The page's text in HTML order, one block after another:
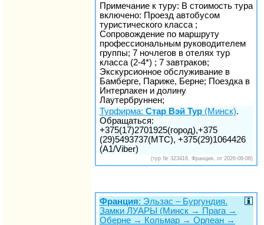
Примечание к туру: В стоимость тура
включено: Проезд автобусом
туристического класса ;
Сопровождение по маршруту
профессиональным руководителем
группы; 7 ночлегов в отелях тур
класса (2-4*) ; 7 завтраков;
Экскурсионное обслуживание в
Бамберге, Париже, Берне; Поездка в
Интерлакен и долину
Лаутербруннен;
Турфирма: Стар Вэй Тур (Минск).
Обращаться:
+375(17)2701925(город),+375
(29)5493737(МТС), +375(29)1064426
(A1/Viber)
(тур № 323416, Франция, от 2026-08-08)
Франция: Эльзас – Бургундия.
Замки ЛУАРЫ (Минск → Прага →
Оберне → Кольмар → Орлеан →